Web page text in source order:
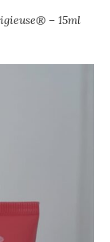
– 15ml